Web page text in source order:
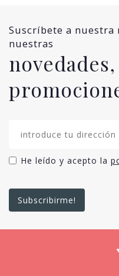
Suscríbete a
nuestras
He leído y acepto la